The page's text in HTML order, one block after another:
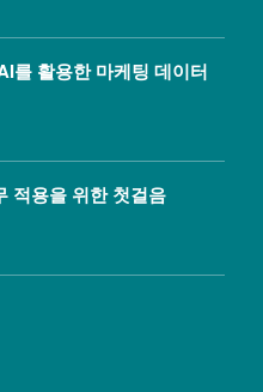
를 활용한 마케팅 데이터
적용을 위한 첫걸음